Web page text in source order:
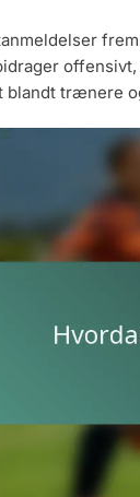
blandt trænere